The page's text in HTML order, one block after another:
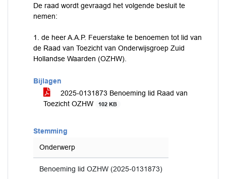
De raad wordt gevraagd het volgende besluit te
nemen:
1. de heer A.A.P. Feuerstake te benoemen tot lid van
de Raad van Toezicht van Onderwijsgroep Zuid
Hollandse Waarden (OZHW).
Bijlagen
2025-0131873 Benoeming lid Raad van
Toezicht OZHW
102 KB
Stemming
Onderwerp
Benoeming lid OZHW (2025-0131873)